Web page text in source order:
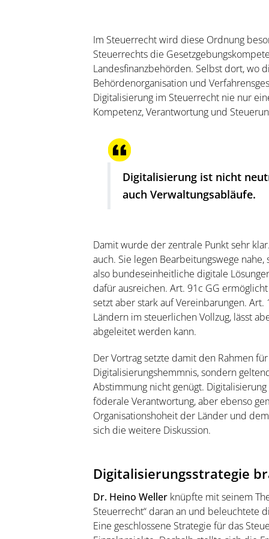
Im Steuerrecht wird diese Ordnung
Steuerrechts die
Landesfinanzbehörden. Selbst dort, wo
Behördenorganisation und
Digitalisierung im Steuerrecht nie nur
Kompetenz, Verantwortung und
Digitalisierung ist nicht
auch Verwaltungsabläufe.
Damit wurde der zentrale Punkt sehr
auch. Sie legen Bearbeitungswege
also bundeseinheitliche digitale
dafür ausreichen. Art. 91c GG
setzt aber stark auf Vereinbarungen.
Ländern im steuerlichen Vollzug, lässt
abgeleitet werden kann.
Der Vortrag setzte damit den Rahmen
Digitalisierungshemmnis, sondern
Abstimmung nicht genügt.
föderale Verantwortung, aber ebenso
Organisationshoheit der Länder und
sich die weitere Diskussion.
Digitalisierungsstrategie
Dr. Heino Weller knüpfte mit seinem
Steuerrecht“ daran an und beleuchtete
Eine geschlossene Strategie für das